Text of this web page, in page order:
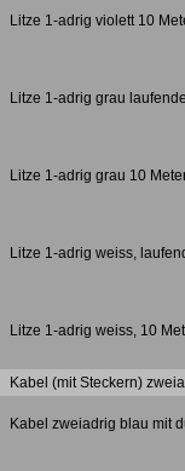
Litze 1-adrig violett 10
Litze 1-adrig grau
Litze 1-adrig grau 10
Litze 1-adrig weiss,
Litze 1-adrig weiss, 10
Kabel (mit Steckern)
Kabel zweiadrig blau mit